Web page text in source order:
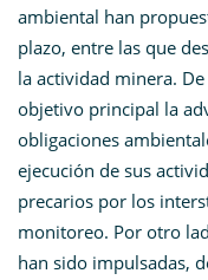
ambiental han
plazo, entre las que
la actividad minera.
objetivo principal la
obligaciones
ejecución de sus
precarios por los
monitoreo. Por otro
han sido impulsadas,